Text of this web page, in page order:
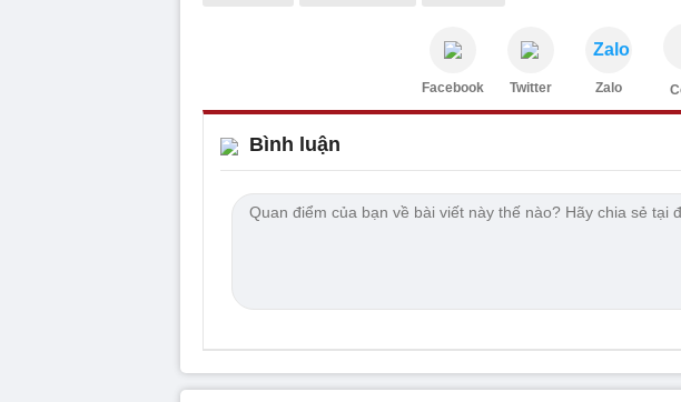
Facebook Twitter
Zalo
Zalo
Bình luận